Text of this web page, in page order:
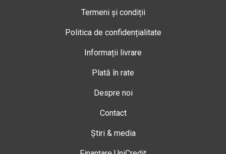
Termeni și condiții
Politica de confidențialitate
Informații livrare
Plată în rate
Despre noi
Contact
Știri & media